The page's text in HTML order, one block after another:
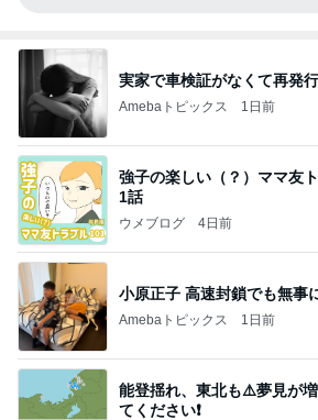
実家で車検証がなくて再発行
Amebaトピックス 1日前
強子の楽しい（？）ママ友
1話
ウメブログ 4日前
小原正子 高速封鎖でも無事
Amebaトピックス 1日前
能登揺れ、東北も⚠️夢見が増
てください❗️